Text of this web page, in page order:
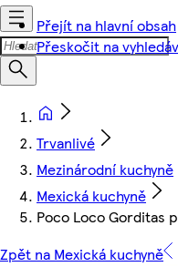
Přejít na hlavní obsah
Přeskočit na
Trvanlivé
Mezinárodní kuchyně
Mexická kuchyně
Poco Loco Gorditas
Zpět na Mexická kuchyně